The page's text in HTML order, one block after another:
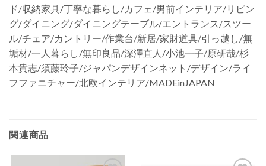
ド/収納家具/丁寧な暮らし/カフェ/男前インテリア/リビン
グ/ダイニング/ダイニングテーブル/エントランス/スツー
ル/チェア/カントリー/作業台/新居/家財道具/引っ越し/無
垢材/一人暮らし/無印良品/深澤直人/小池一子/原研哉/杉
本貴志/須藤玲子/ジャパンデザインネット/デザイン/ライ
フファニチャー/北欧インテリア/MADEinJAPAN
関連商品